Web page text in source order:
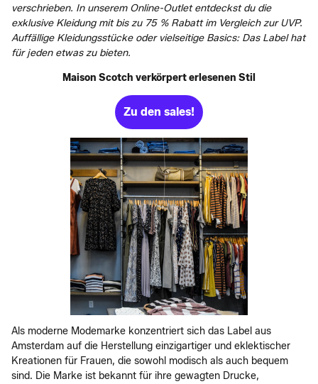
verschrieben. In unserem Online-Outlet entdeckst du die
exklusive Kleidung mit bis zu 75 % Rabatt im Vergleich zur UVP.
Auffällige Kleidungsstücke oder vielseitige Basics: Das Label hat
für jeden etwas zu bieten.
Maison Scotch verkörpert erlesenen Stil
Zu den sales!
Als moderne Modemarke konzentriert sich das Label aus
Amsterdam auf die Herstellung einzigartiger und eklektischer
Kreationen für Frauen, die sowohl modisch als auch bequem
sind. Die Marke ist bekannt für ihre gewagten Drucke,